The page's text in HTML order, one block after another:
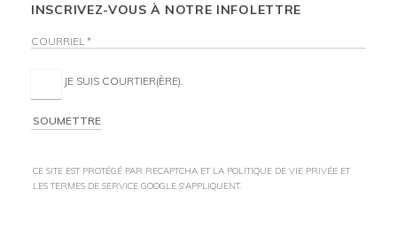
INSCRIVEZ-VOUS À NOTRE INFOLETTRE
COURRIEL *
JE SUIS COURTIER(ÈRE).
SOUMETTRE
CE SITE EST PROTÉGÉ PAR RECAPTCHA ET LA POLITIQUE DE VIE PRIVÉEET
LES TERMES DE SERVICEGOOGLE S'APPLIQUENT.